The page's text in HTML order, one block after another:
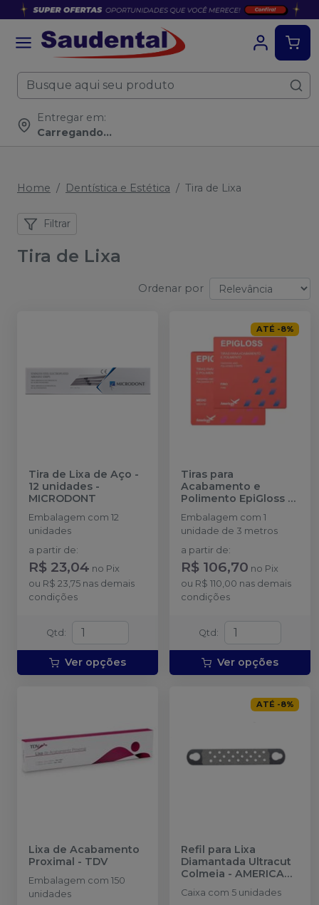
Entregar em:
Carregando...
Home Dentística e Estética Tira de Lixa
Filtrar
Tira de Lixa
Ordenar por
Tira de Lixa de Aço -
12 unidades -
MICRODONT
Embalagem com 12
unidades
a partir de:
R$ 23,04 no Pix
ou R$ 23,75 nas demais
condições
Qtd :
Ver opções
ATÉ -8%
Tiras para
Acabamento e
Polimento EpiGloss -
AMERICAN BURRS
Embalagem com 1
unidade de 3 metros
a partir de:
R$ 106,70 no Pix
ou R$ 110,00 nas demais
condições
Qtd :
Ver opções
Lixa de Acabamento
Proximal - TDV
Embalagem com 150
unidades
ATÉ -8%
Refil para Lixa
Diamantada Ultracut
Colmeia - AMERICAN
BURRS
Caixa com 5 unidades